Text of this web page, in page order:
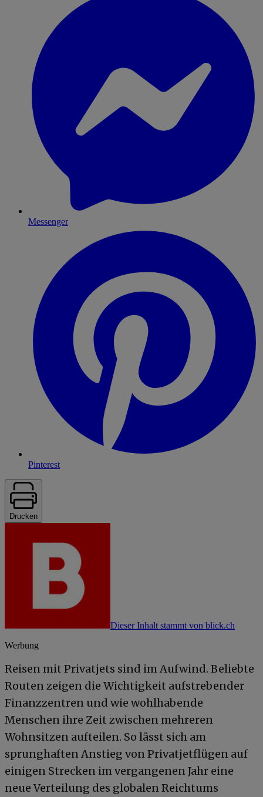
Messenger
Pinterest
Drucken
Dieser Inhalt stammt von blick.ch
Werbung
Reisen mit Privatjets sind im Aufwind. Beliebte
Routen zeigen die Wichtigkeit aufstrebender
Finanzzentren und wie wohlhabende
Menschen ihre Zeit zwischen mehreren
Wohnsitzen aufteilen. So lässt sich am
sprunghaften Anstieg von Privatjetflügen auf
einigen Strecken im vergangenen Jahr eine
neue Verteilung des globalen Reichtums